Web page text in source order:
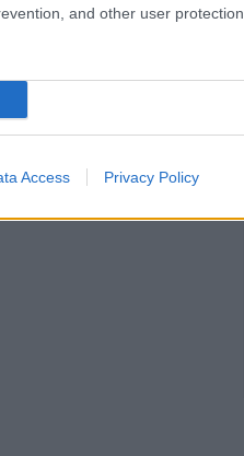
and other user protection.
Access Privacy Policy